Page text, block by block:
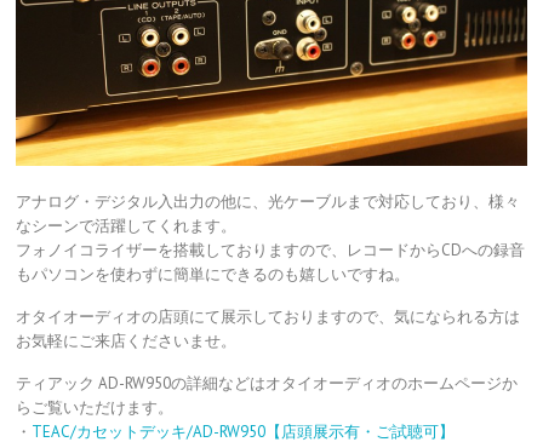
アナログ・デジタル入出力の他に、光ケーブルまで対応しており、様々
なシーンで活躍してくれます。
フォノイコライザーを搭載しておりますので、レコードからCDへの録音
もパソコンを使わずに簡単にできるのも嬉しいですね。
オタイオーディオの店頭にて展示しておりますので、気になられる方は
お気軽にご来店くださいませ。
ティアック AD-RW950の詳細などはオタイオーディオのホームページか
らご覧いただけます。
・ TEAC/カセットデッキ/AD-RW950【店頭展示有・ご試聴可】